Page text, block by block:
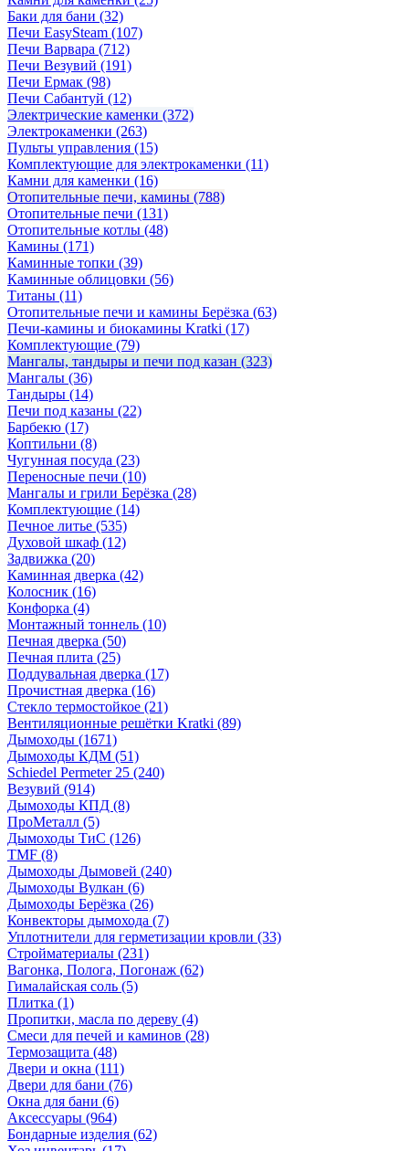
Баки для бани (32)
Печи EasySteam (107)
Печи Варвара (712)
Печи Везувий (191)
Печи Ермак (98)
Печи Сабантуй (12)
Электрические каменки (372)
Электрокаменки (263)
Пульты управления (15)
Комплектующие для электрокаменки (11)
Камни для каменки (16)
Отопительные печи, камины (788)
Отопительные печи (131)
Отопительные котлы (48)
Камины (171)
Каминные топки (39)
Каминные облицовки (56)
Титаны (11)
Отопительные печи и камины Берёзка (63)
Печи-камины и биокамины Kratki (17)
Комплектующие (79)
Мангалы, тандыры и печи под казан (323)
Мангалы (36)
Тандыры (14)
Печи под казаны (22)
Барбекю (17)
Коптильни (8)
Чугунная посуда (23)
Переносные печи (10)
Мангалы и грили Берёзка (28)
Комплектующие (14)
Печное литье (535)
Духовой шкаф (12)
Задвижка (20)
Каминная дверка (42)
Колосник (16)
Конфорка (4)
Монтажный тоннель (10)
Печная дверка (50)
Печная плита (25)
Поддувальная дверка (17)
Прочистная дверка (16)
Стекло термостойкое (21)
Вентиляционные решётки Kratki (89)
Дымоходы (1671)
Дымоходы КДМ (51)
Schiedel Permeter 25 (240)
Везувий (914)
Дымоходы КПД (8)
ПроМеталл (5)
Дымоходы ТиС (126)
TMF (8)
Дымоходы Дымовей (240)
Дымоходы Вулкан (6)
Дымоходы Берёзка (26)
Конвекторы дымохода (7)
Уплотнители для герметизации кровли (33)
Стройматериалы (231)
Вагонка, Полога, Погонаж (62)
Гималайская соль (5)
Плитка (1)
Пропитки, масла по дереву (4)
Смеси для печей и каминов (28)
Термозащита (48)
Двери и окна (111)
Двери для бани (76)
Окна для бани (6)
Аксессуары (964)
Бондарные изделия (62)